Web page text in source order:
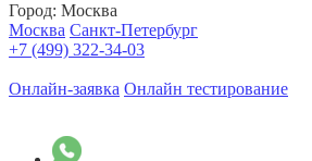
Город: Москва
Москва Санкт-Петербург
+7 (499) 322-34-03
Онлайн-заявка Онлайн тестирование